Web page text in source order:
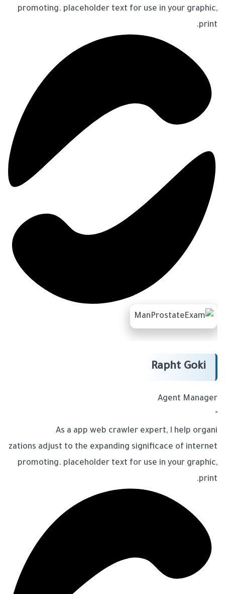
promoting. placeholder text for use in your graphic,
print.
Rapht Goki
Agent Manager
“
As a app web crawler expert, I help organi
zations adjust to the expanding significace of internet
promoting. placeholder text for use in your graphic,
print.